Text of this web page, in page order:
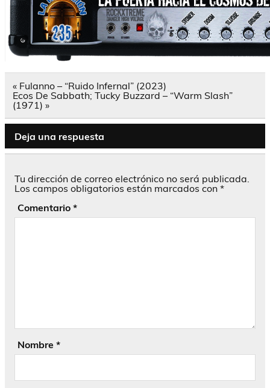
Navegación
de
entradas
« Fulanno – “Ruido Infernal” (2023)
Ecos De Sabbath; Tucky Buzzard – “Warm Slash”
(1971) »
Deja una respuesta
Tu dirección de correo electrónico no será publicada.
Los campos obligatorios están marcados con *
Comentario *
Nombre *